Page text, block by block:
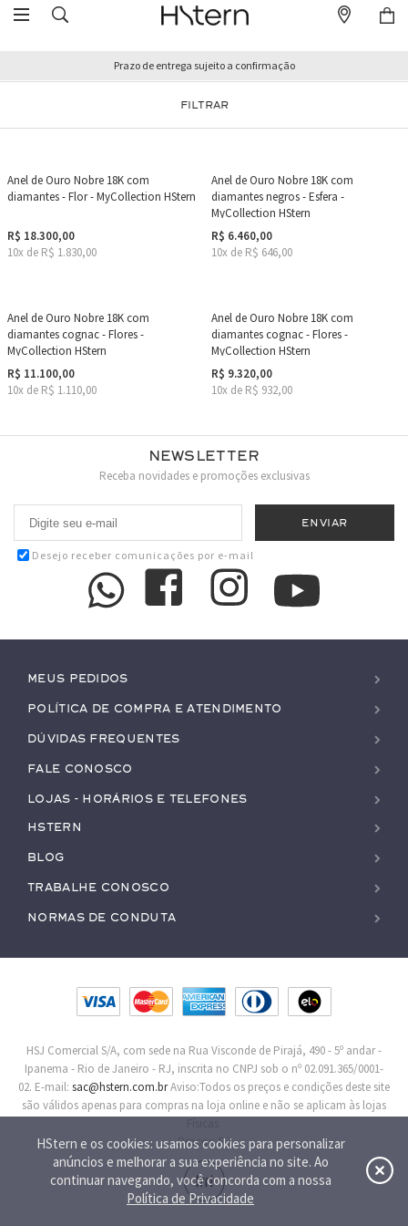
HStern e os cookies: usamos cookies para personalizar
anúncios e melhorar a sua experiência no site. Ao
continuar navegando, você concorda com a nossa
Política de Privacidade
Prazo de entrega sujeito a confirmação
FILTRAR
Anel de Ouro Nobre 18K com
diamantes - Flor - MyCollection HStern
R$ 18.300,00
10x de R$ 1.830,00
Anel de Ouro Nobre 18K com
diamantes negros - Esfera -
MyCollection HStern
R$ 6.460,00
10x de R$ 646,00
Anel de Ouro Nobre 18K com
diamantes cognac - Flores -
MyCollection HStern
R$ 11.100,00
10x de R$ 1.110,00
Anel de Ouro Nobre 18K com
diamantes cognac - Flores -
MyCollection HStern
R$ 9.320,00
10x de R$ 932,00
Newsletter
Receba novidades e promoções exclusivas
Desejo receber comunicações por e-mail
Meus pedidos
Política de Compra e Atendimento
Dúvidas Frequentes
Fale conosco
Lojas - Horários e Telefones
HStern
Blog
Trabalhe conosco
Normas de Conduta
HSJ Comercial S/A, com sede na Rua Visconde de Pirajá, 490 - 5º andar -
Ipanema - Rio de Janeiro - RJ, inscrita no CNPJ sob o nº 02.091.365/0001-
02. E-mail: sac@hstern.com.brAviso:Todos os preços e condições deste site
são válidos apenas para compras na loja online e não se aplicam às lojas
Procon-RJ